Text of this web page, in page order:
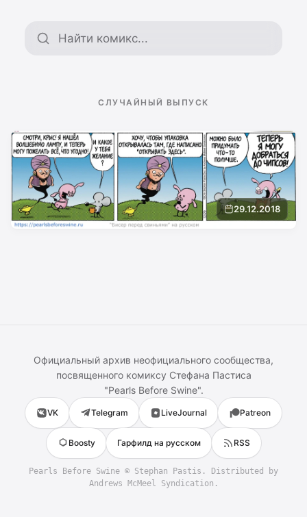
Поиск по архиву
СЛУЧАЙНЫЙ ВЫПУСК
29.12.2018
Официальный архив неофициального сообщества,
посвященного комиксу Стефана Пастиса
"Pearls Before Swine".
VK Telegram LiveJournal Patreon
Boosty Гарфилд на русском RSS
Pearls Before Swine © Stephan Pastis . Distributed by
Andrews McMeel Syndication.